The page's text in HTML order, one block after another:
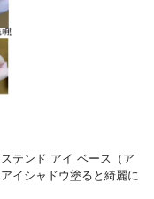
テンド アイ ベース（ア
イシャドウ塗ると綺麗に